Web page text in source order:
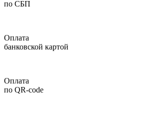
по СБП
Оплата
банковской картой
Оплата
по QR-code